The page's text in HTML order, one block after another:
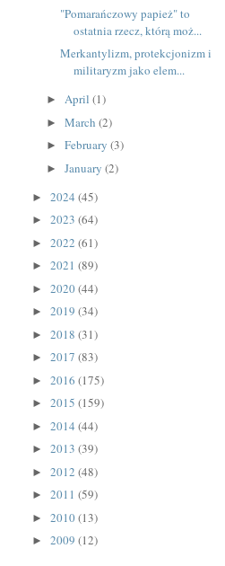
"Pomarańczowy papież" to
ostatnia rzecz, którą moż...
Merkantylizm, protekcjonizm i
militaryzm jako elem...
► April (1)
► March (2)
► February (3)
► January (2)
► 2024 (45)
► 2023 (64)
► 2022 (61)
► 2021 (89)
► 2020(44)
► 2019 (34)
► 2018 (31)
► 2017 (83)
► 2016 (175)
► 2015 (159)
► 2014 (44)
► 2013 (39)
► 2012 (48)
► 2011 (59)
► 2010(13)
► 2009 (12)